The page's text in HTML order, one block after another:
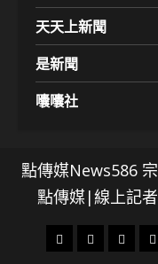
天天上新聞
是新聞
囔囔社
點傳媒News586
點傳媒|線上記
頭
財
地
文